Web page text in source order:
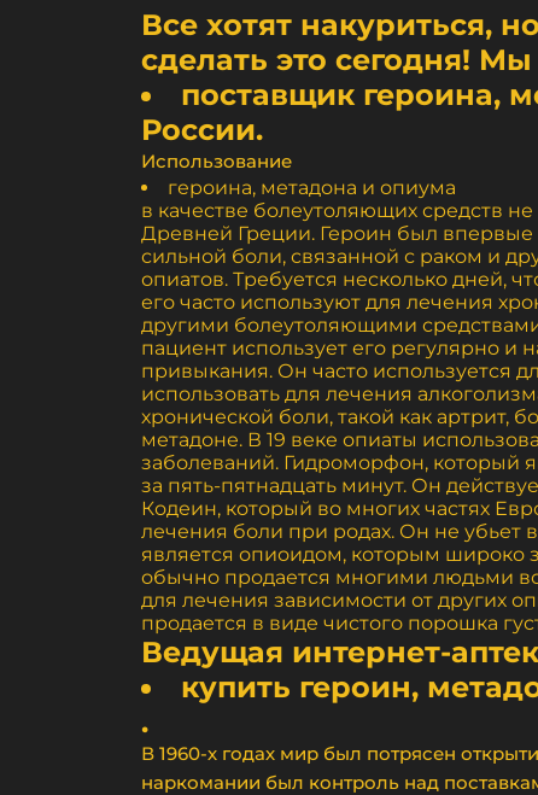
Все хотят накуриться,
сделать это сегодня!
поставщик героина,
России.
Использование
героина, метадона и опиума
в качестве болеутоляющих средств
Древней Греции. Героин был впервые
сильной боли, связанной с раком и
опиатов. Требуется несколько дней,
его часто используют для лечения
другими болеутоляющими
пациент использует его регулярно
привыкания. Он часто используется
использовать для лечения
хронической боли, такой как артрит,
метадоне. В 19 веке опиаты
заболеваний. Гидроморфон, который
за пять-пятнадцать минут. Он
Кодеин, который во многих частях
лечения боли при родах. Он не убьет
является опиоидом, которым широко
обычно продается многими людьми
для лечения зависимости от других
продается в виде чистого порошка
Ведущая интернет-
купить героин,
.
В 1960-х годах мир был потрясен
наркомании был контроль над